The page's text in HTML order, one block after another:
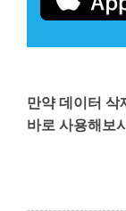
만약 데이터 삭
바로 사용해보